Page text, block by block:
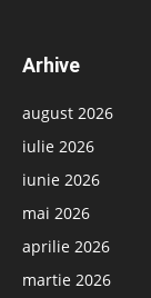
Arhive
august 2026
iulie 2026
iunie 2026
mai 2026
aprilie 2026
martie 2026